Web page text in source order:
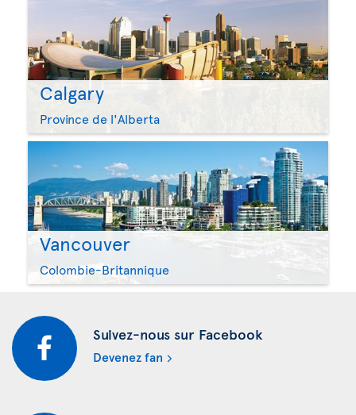
Calgary
Province de l'Alberta
Vancouver
Colombie-Britannique
Suivez-nous sur Facebook
Devenez fan